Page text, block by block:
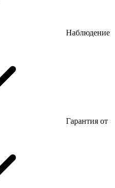
Наблюдение
Гарантия от